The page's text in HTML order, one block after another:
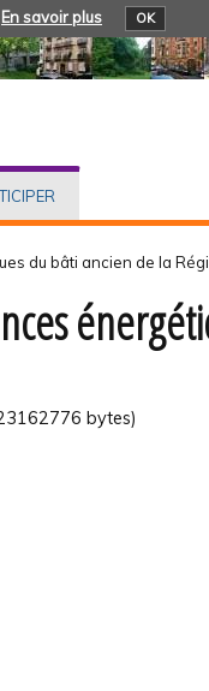
En savoir plus OK
du bâti ancien de la
bytes)